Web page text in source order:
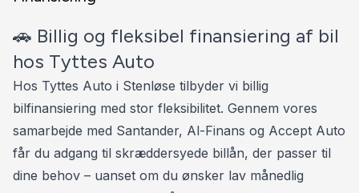
TYTTESAUTO 📞 30 800 300
⭐️ HIGHLIGHTS ⭐️
✅ FARTPILOT 🚗
✅ AWD - FIRHJULSTRÆK
✅ BI-XENON FORLYGTER 🌌💡
✅ FJERNLYSASSISTENT 🌌💡
✅ AUTOMATISK LYS 💡
🚗 Billig og fleksibel finansiering af bil
hos Tyttes Auto
Hos Tyttes Auto i Stenløse tilbyder vi billig
bilfinansiering med stor fleksibilitet. Gennem vores
samarbejde med Santander, Al-Finans og Accept Auto
får du adgang til skræddersyede billån, der passer til
dine behov – uanset om du ønsker lav månedlig